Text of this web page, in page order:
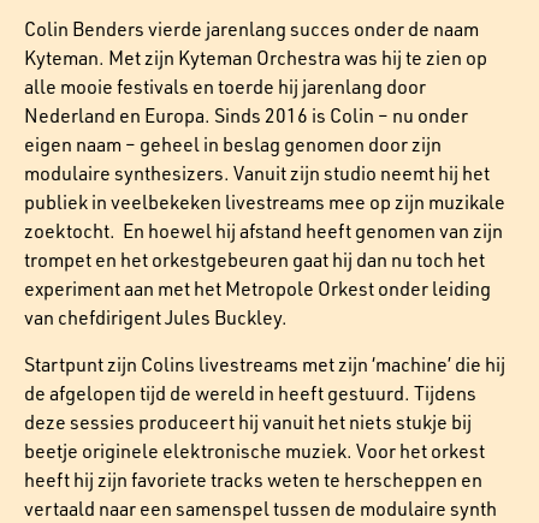
Colin Benders vierde jarenlang succes onder de naam
Kyteman. Met zijn Kyteman Orchestra was hij te zien op
alle mooie festivals en toerde hij jarenlang door
Nederland en Europa. Sinds 2016 is Colin – nu onder
eigen naam – geheel in beslag genomen door zijn
modulaire synthesizers. Vanuit zijn studio neemt hij het
publiek in veelbekeken livestreams mee op zijn muzikale
zoektocht. En hoewel hij afstand heeft genomen van zijn
trompet en het orkestgebeuren gaat hij dan nu toch het
experiment aan met het Metropole Orkest onder leiding
van chefdirigent Jules Buckley.
Startpunt zijn Colins livestreams met zijn ‘machine’ die hij
de afgelopen tijd de wereld in heeft gestuurd. Tijdens
deze sessies produceert hij vanuit het niets stukje bij
beetje originele elektronische muziek. Voor het orkest
heeft hij zijn favoriete tracks weten te herscheppen en
vertaald naar een samenspel tussen de modulaire synth